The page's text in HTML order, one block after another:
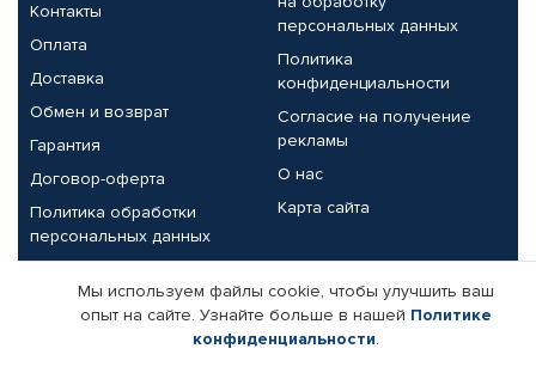
Контакты
Оплата
Доставка
Обмен и возврат
Гарантия
Договор-оферта
Политика обработки
персональных данных
персональных данных
Политика
конфиденциальности
Согласие на получение
рекламы
О нас
Карта сайта
Партнерам
Корпоративным клиентам
Реквизиты компании
Мы используем файлы cookie, чтобы улучшить ваш
опыт на сайте. Узнайте больше в нашей Политике
конфиденциальности.